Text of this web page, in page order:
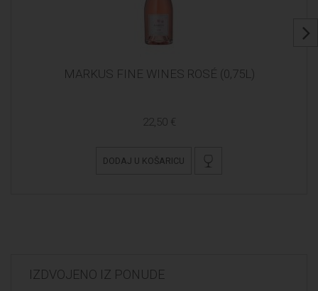
MARKUS FINE WINES ROSÉ (0,75L)
22,50 €
DODAJ U KOŠARICU
IZDVOJENO IZ PONUDE